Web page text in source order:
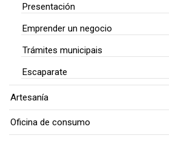
Presentación
Emprender un negocio
Trámites municipais
Escaparate
Artesanía
Oficina de consumo